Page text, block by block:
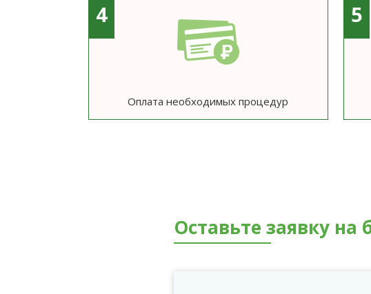
4
Оплата необходимых процедур
5
Оставьте заявку